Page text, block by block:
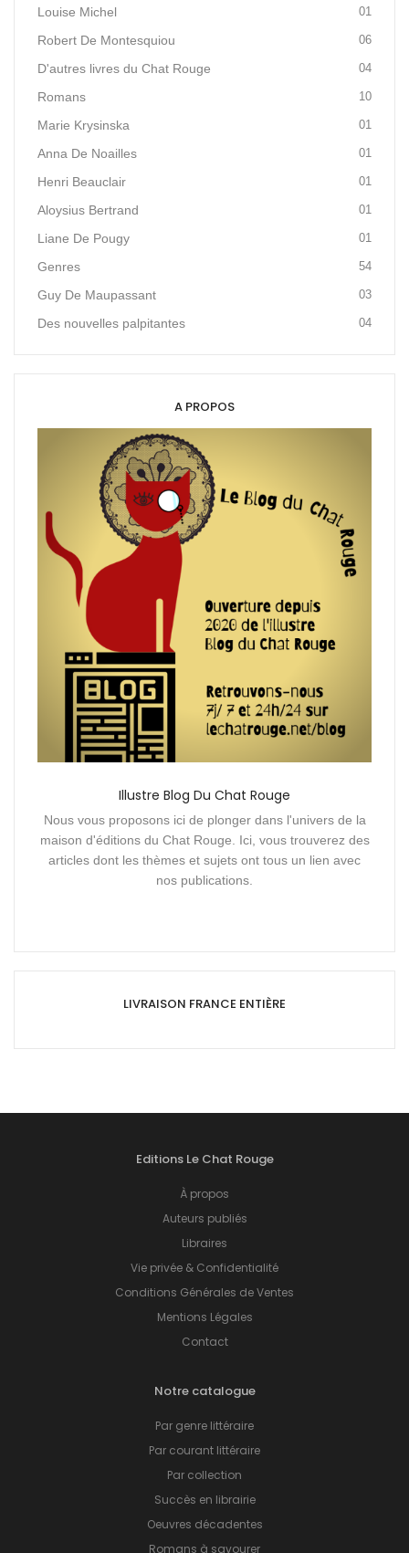
Louise Michel 01
Robert De Montesquiou 06
D'autres livres du Chat Rouge 04
Romans 10
Marie Krysinska 01
Anna De Noailles 01
Henri Beauclair 01
Aloysius Bertrand 01
Liane De Pougy 01
Genres 54
Guy De Maupassant 03
Des nouvelles palpitantes 04
A PROPOS
Illustre Blog Du Chat Rouge
Nous vous proposons ici de plonger dans l'univers de la
maison d'éditions du Chat Rouge. Ici, vous trouverez des
articles dont les thèmes et sujets ont tous un lien avec
nos publications.
LIVRAISON FRANCE ENTIÈRE
Editions Le Chat Rouge
À propos
Auteurs publiés
Libraires
Vie privée & Confidentialité
Conditions Générales de Ventes
Mentions Légales
Contact
Notre catalogue
Par genre littéraire
Par courant littéraire
Par collection
Succès en librairie
Oeuvres décadentes
Romans à savourer